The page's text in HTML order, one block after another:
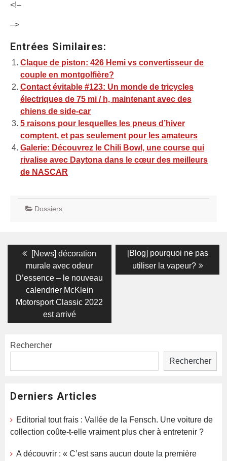
<!–
–>
Entrées Similaires:
Claque de piston: 426 Hemi vs convertisseur de
couple en montgolfière?
Contact évitable #123: Un monde de tricycles
électriques de 75 mi / h, maintenant avec des
chiens de side-car
5 raisons pour lesquelles les pneus d’hiver
comptent, et pas seulement pour les amateurs
Galerie: Découvrez le Chili Bowl, une course qui
rivalise avec Daytona dans le cœur des meilleurs
de NASCAR
Dossiers
Navigation
l’article
Previous
post:
[News] décoration
murale avec odeur
D’essence – le nouveau
calendrier McKlein
Motorsport Classic 2022
est arrivé
Next
post:
[Blog] pourquoi ne pas
utiliser la vapeur?
Rechercher
Rechercher
Derniers Articles
Editorial tout frais : Vallée de la Fensch. Une voiture de
collection coûte-t-elle vraiment plus cher à entretenir ?
A découvrir : « C’est sans aucun doute la première